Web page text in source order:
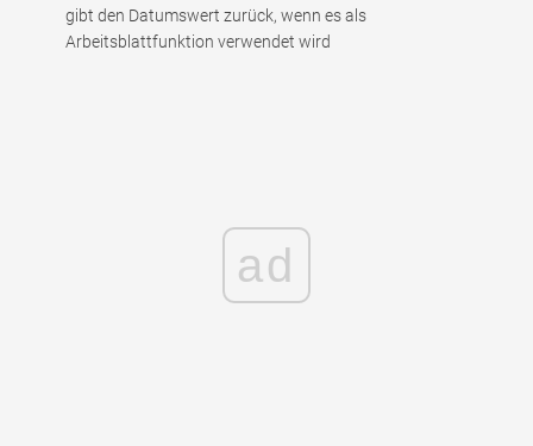
gibt den Datumswert zurück, wenn es als
Arbeitsblattfunktion verwendet wird
ad